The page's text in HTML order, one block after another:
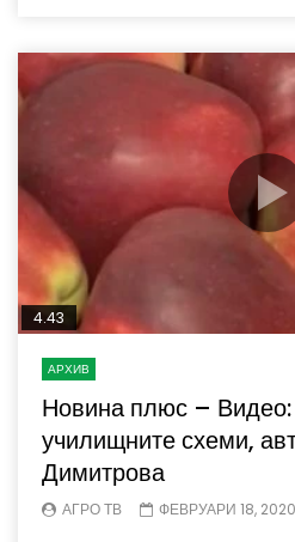
4.43
АРХИВ
Новина плюс – Видео:
училищните схеми,
Димитрова
АГРО ТВ ФЕВРУАРИ 18, 2020